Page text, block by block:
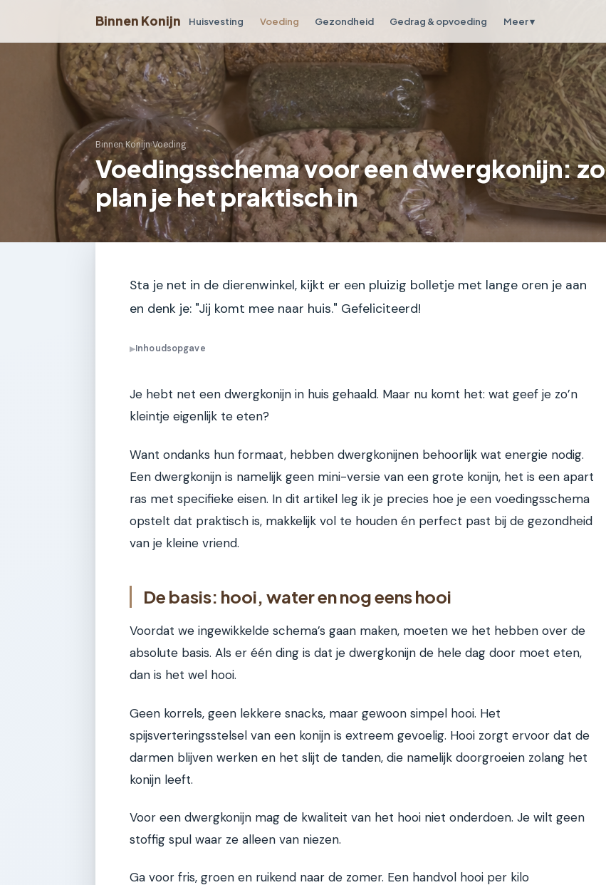
Binnen Konijn Huisvesting Voeding Gezondheid Gedrag & opvoeding Meer ▾
Binnen Konijn›Voeding
Voedingsschema voor een dwergkonijn: zo
plan je het praktisch in
Sta je net in de dierenwinkel, kijkt er een pluizig bolletje met lange oren je aan
en denk je: "Jij komt mee naar huis." Gefeliciteerd!
▶Inhoudsopgave
Je hebt net een dwergkonijn in huis gehaald. Maar nu komt het: wat geef je zo’n
kleintje eigenlijk te eten?
Want ondanks hun formaat, hebben dwergkonijnen behoorlijk wat energie nodig.
Een dwergkonijn is namelijk geen mini-versie van een grote konijn, het is een apart
ras met specifieke eisen. In dit artikel leg ik je precies hoe je een voedingsschema
opstelt dat praktisch is, makkelijk vol te houden én perfect past bij de gezondheid
van je kleine vriend.
De basis: hooi, water en nog eens hooi
Voordat we ingewikkelde schema’s gaan maken, moeten we het hebben over de
absolute basis. Als er één ding is dat je dwergkonijn de hele dag door moet eten,
dan is het wel hooi.
Geen korrels, geen lekkere snacks, maar gewoon simpel hooi. Het
spijsverteringsstelsel van een konijn is extreem gevoelig. Hooi zorgt ervoor dat de
darmen blijven werken en het slijt de tanden, die namelijk doorgroeien zolang het
konijn leeft.
Voor een dwergkonijn mag de kwaliteit van het hooi niet onderdoen. Je wilt geen
stoffig spul waar ze alleen van niezen.
Ga voor fris, groen en ruikend naar de zomer. Een handvol hooi per kilo